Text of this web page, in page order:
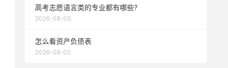
高考志愿语言类的专业都有哪些?
2026-08-05
怎么看资产负债表
2026-08-05